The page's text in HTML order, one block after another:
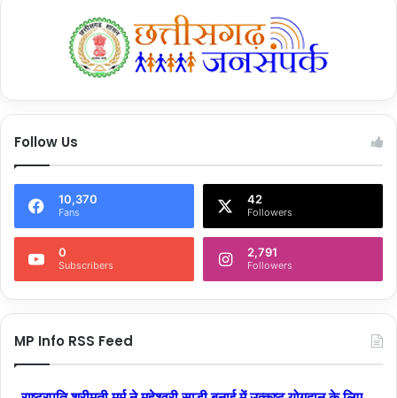
Follow Us
10,370
Fans
42
Followers
0
Subscribers
2,791
Followers
MP Info RSS Feed